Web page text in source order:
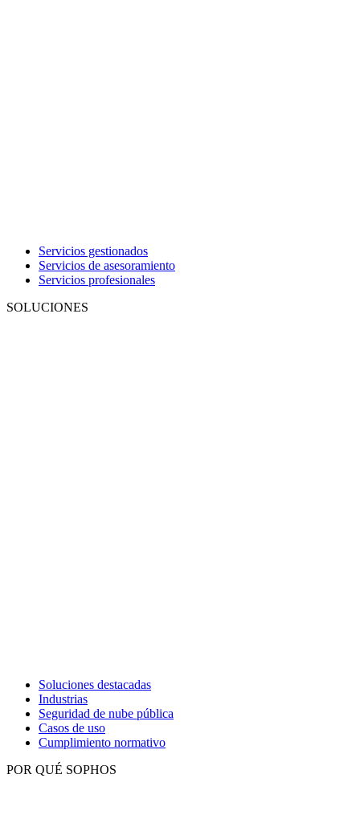
Servicios gestionados
Servicios de asesoramiento
Servicios profesionales
SOLUCIONES
Soluciones destacadas
Industrias
Seguridad de nube pública
Casos de uso
Cumplimiento normativo
POR QUÉ SOPHOS